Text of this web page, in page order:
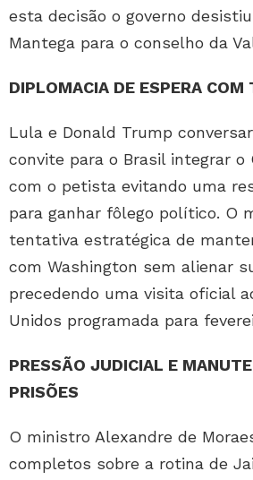
esta decisão o governo
Mantega para o conselho da
DIPLOMACIA DE ESPERA COM
Lula e Donald Trump
convite para o Brasil integrar o
com o petista evitando uma
para ganhar fôlego político. O
tentativa estratégica de
com Washington sem alienar
precedendo uma visita oficial
Unidos programada para
PRESSÃO JUDICIAL E
PRISÕES
O ministro Alexandre de
completos sobre a rotina de